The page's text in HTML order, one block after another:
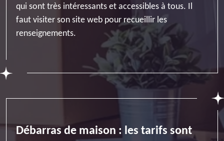
qui sont très intéressants et accessibles à tous. Il
faut visiter son site web pour recueillir les
renseignements.
Débarras de maison : les tarifs sont